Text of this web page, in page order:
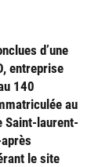
d’une
entreprise
140
au
Saint-laurent-
le site